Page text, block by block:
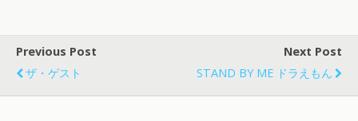
Previous Post
ザ・ゲスト
Next Post
STAND BY ME ドラえもん